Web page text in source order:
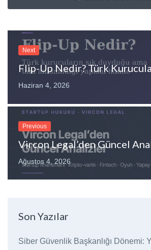
Next
Haziran 4, 2026
Previous
Vircon Legal’den Güncel
Ağustos 4, 2026
Son Yazılar
Siber Güvenlik Başkanlığı Dönemi: